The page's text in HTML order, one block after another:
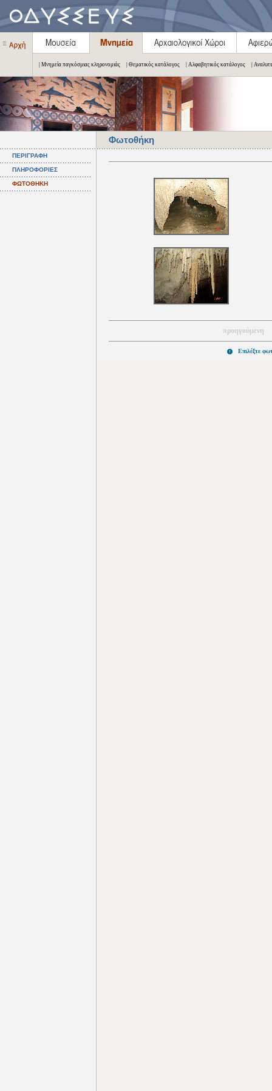
| Μνημεία παγκόσμιας κληρονομιάς | Θεματικός κατάλογος | Αλφαβητικός κατάλογος |
Φωτοθήκη
ΠΕΡΙΓΡΑΦΗ
ΠΛΗΡΟΦΟΡΙΕΣ
ΦΩΤΟΘΗΚΗ
προηγούμενη
Επιλέξτε